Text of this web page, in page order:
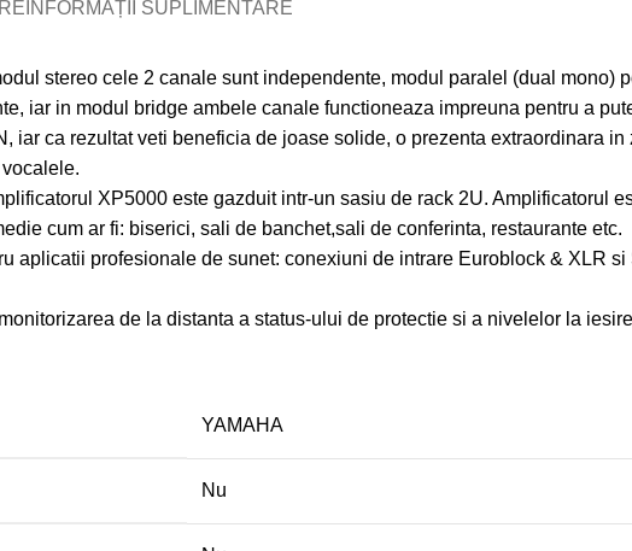
INFORMAȚII SUPLIMENTARE
stereo cele 2 canale sunt independente, modul paralel (dual mono)
iar in modul bridge ambele canale functioneaza impreuna pentru a
ca rezultat veti beneficia de joase solide, o prezenta extraordinara
XP5000 este gazduit intr-un sasiu de rack 2U. Amplificatorul
cum ar fi: biserici, sali de banchet,sali de conferinta, restaurante etc.
aplicatii profesionale de sunet: conexiuni de intrare Euroblock & XLR
de la distanta a status-ului de protectie si a nivelelor la
YAMAHA
Nu